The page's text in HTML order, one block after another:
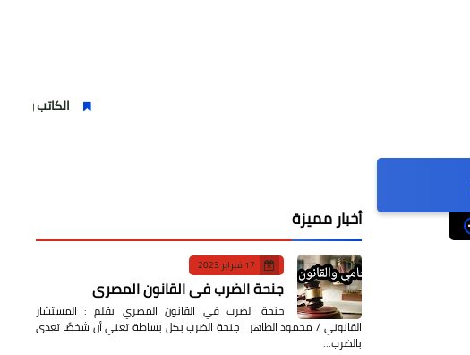
الكاتب والشاعر عماد
أخبار مميزة
17 فبراير 2023
جنحة الضرب في القانون المصري
جنحة الضرب في القانون المصري بقلم : المستشار
القانوني / محمود الطاهر جنحة الضرب بكل بساطة تعني أن شخصًا تعدى
بالضرب…